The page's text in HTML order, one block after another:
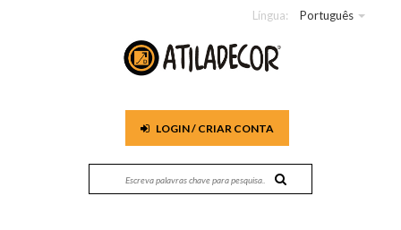
Língua: Português
LOGIN / CRIAR CONTA